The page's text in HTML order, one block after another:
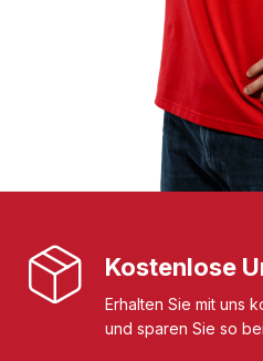
Kostenlose
Erhalten Sie mit uns
und sparen Sie so